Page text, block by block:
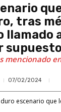
tras
llamado
mencionado
07/02/2024
duro escenario que